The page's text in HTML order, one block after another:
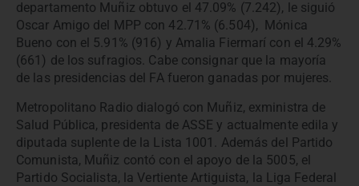
departamento Muñiz obtuvo el 47.09% (7.242), le siguió
Oscar Amigo del MPP con 42.71% (6.504), Mónica
Bueno con el 5.91% (916) y Amalia Fiermarí con el 4.29%
(661) de los sufragios. Cabe consignar que la mayoría
de las presidencias del FA fueron ganadas por mujeres.
Metropolitano Radio dialogó con Muñiz, exministra de
Salud Pública, presidenta de ASSE y actualmente edila y
diputada suplente de la Lista 1001. Además del Partido
Comunista, Muñiz contó con el apoyo de la 5005, el
Partido Socialista, la Vertiente Artiguista, la Liga Federal